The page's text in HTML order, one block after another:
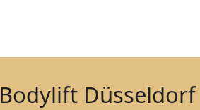
Bodylift Düsseldorf